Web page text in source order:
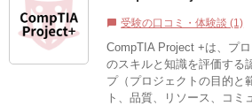
chat_bubble 受験の口コミ・体験談 (1)
CompTIA Project +は、プ
のスキルと知識を評価する
プ（プロジェクトの目的と
ト、品質、リソース、コミ